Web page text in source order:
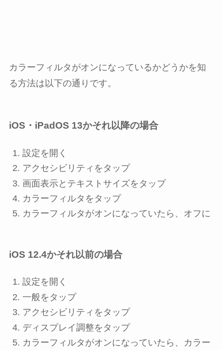
カラーフィルタがオンになっているかどうかを知
る方法は以下の通りです。
iOS・iPadOS 13かそれ以降の場合
設定 を開く
アクセシビリティ をタップ
画面表示とテキストサイズをタップ
カラーフィルタ をタップ
カラーフィルタ がオンになっていたら、 オフに
iOS 12.4かそれ以前の場合
設定 を開く
一般をタップ
アクセシビリティ をタップ
ディスプレイ調整をタップ
カラーフィルタ がオンになっていたら、
カラー